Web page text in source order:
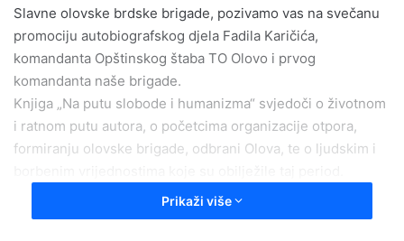
Slavne olovske brdske brigade, pozivamo vas na svečanu
promociju autobiografskog djela Fadila Karičića,
komandanta Opštinskog štaba TO Olovo i prvog
komandanta naše brigade.
Knjiga „Na putu slobode i humanizma“ svjedoči o životnom
i ratnom putu autora, o početcima organizacije otpora,
formiranju olovske brigade, odbrani Olova, te o ljudskim i
Prikaži više